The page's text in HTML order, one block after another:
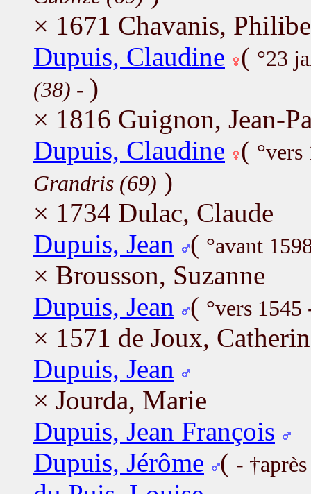
× 1671 Chavanis,
Dupuis, Claudine ( °23
(38) - )
× 1816 Guignon, Jean-
Dupuis, Claudine (
Grandris (69) )
× 1734 Dulac, Claude
Dupuis, Jean
( °avant
× Brousson, Suzanne
Dupuis, Jean
( °vers 1545
× 1571 de Joux,
Dupuis, Jean
× Jourda, Marie
Dupuis, Jean François
Dupuis, Jérôme ( -